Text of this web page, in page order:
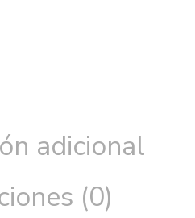
adicional
(0)